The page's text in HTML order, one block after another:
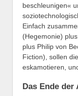
beschleunigen«
Einfach
(Hegemonie)
plus Philip von
Fiction), sollen
eskamotieren,
Das Ende der